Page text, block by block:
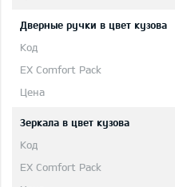
Дверные ручки в цвет кузова
Зеркала в цвет кузова